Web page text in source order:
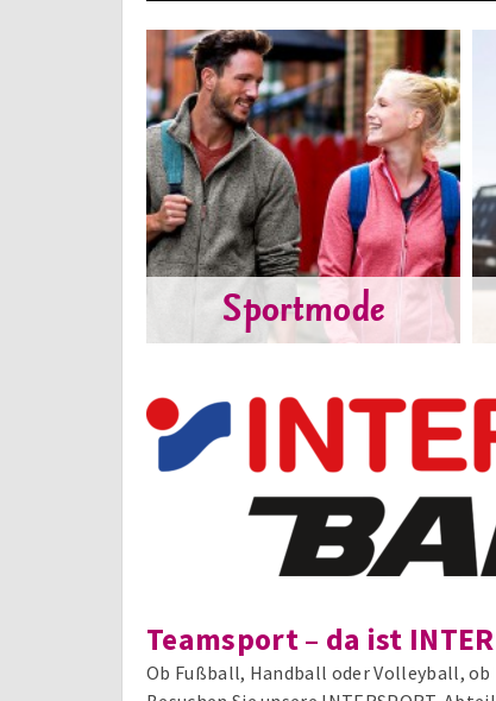
Sportmode
Teamsport – da ist
Ob Fußball, Handball oder Volleyball,